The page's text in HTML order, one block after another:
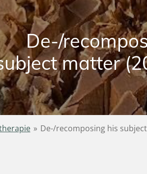
De-/
matter
» De-/recomposing his